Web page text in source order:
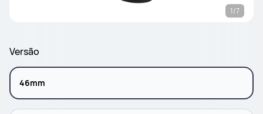
1/7
Versão
46mm